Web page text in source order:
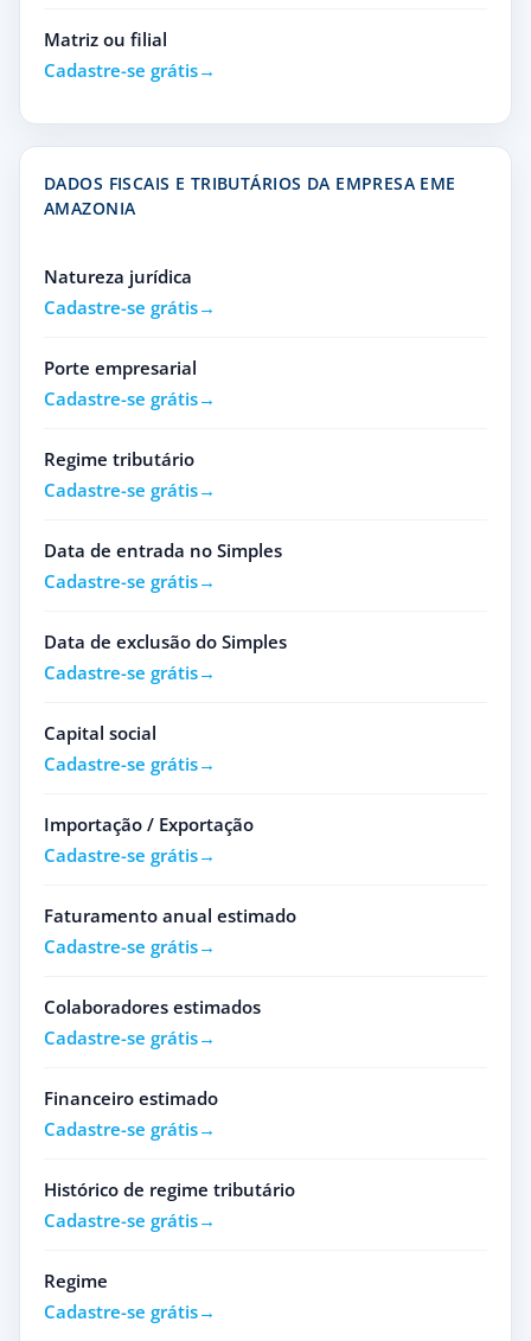
Matriz ou filial
Cadastre-se grátis
DADOS FISCAIS E TRIBUTÁRIOS DA EMPRESA EME
AMAZONIA
Natureza jurídica
Cadastre-se grátis
Porte empresarial
Cadastre-se grátis
Regime tributário
Cadastre-se grátis
Data de entrada no Simples
Cadastre-se grátis
Data de exclusão do Simples
Cadastre-se grátis
Capital social
Cadastre-se grátis
Importação / Exportação
Cadastre-se grátis
Faturamento anual estimado
Cadastre-se grátis
Colaboradores estimados
Cadastre-se grátis
Financeiro estimado
Cadastre-se grátis
Histórico de regime tributário
Cadastre-se grátis
Regime
Cadastre-se grátis